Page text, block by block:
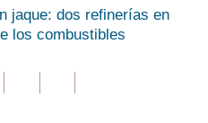
jaque: dos refinerías en
los combustibles